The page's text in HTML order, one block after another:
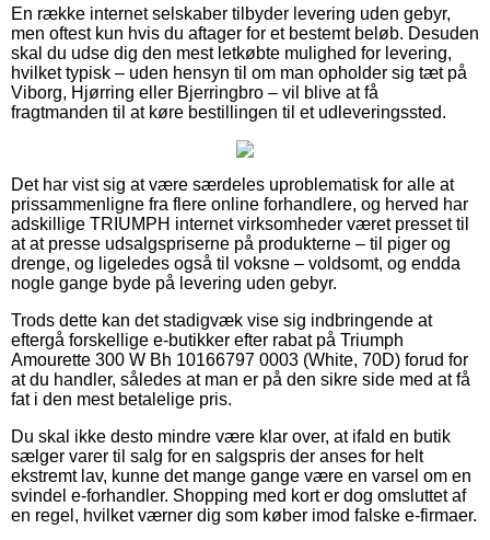
En række internet selskaber tilbyder levering uden gebyr,
men oftest kun hvis du aftager for et bestemt beløb. Desuden
skal du udse dig den mest letkøbte mulighed for levering,
hvilket typisk – uden hensyn til om man opholder sig tæt på
Viborg, Hjørring eller Bjerringbro – vil blive at få
fragtmanden til at køre bestillingen til et udleveringssted.
Det har vist sig at være særdeles uproblematisk for alle at
prissammenligne fra flere online forhandlere, og herved har
adskillige TRIUMPH internet virksomheder været presset til
at at presse udsalgspriserne på produkterne – til piger og
drenge, og ligeledes også til voksne – voldsomt, og endda
nogle gange byde på levering uden gebyr.
Trods dette kan det stadigvæk vise sig indbringende at
eftergå forskellige e-butikker efter rabat på Triumph
Amourette 300 W Bh 10166797 0003 (White, 70D) forud for
at du handler, således at man er på den sikre side med at få
fat i den mest betalelige pris.
Du skal ikke desto mindre være klar over, at ifald en butik
sælger varer til salg for en salgspris der anses for helt
ekstremt lav, kunne det mange gange være en varsel om en
svindel e-forhandler. Shopping med kort er dog omsluttet af
en regel, hvilket værner dig som køber imod falske e-firmaer.